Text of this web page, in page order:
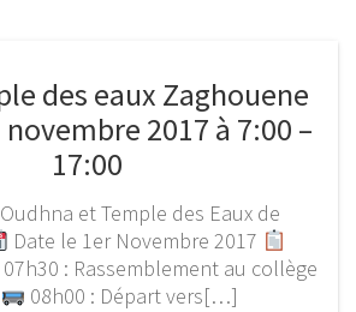
des eaux Zaghouene
2017 à 7:00 –
17:00
et Temple des Eaux de
Date le 1er Novembre 2017
07h30 : Rassemblement au collège
08h00 : Départ vers[…]